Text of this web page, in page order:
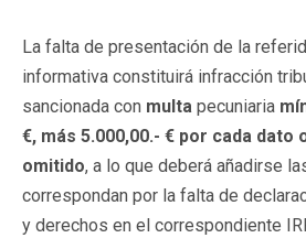
La falta de presentación de la
informativa constituirá infracción
sancionada con multa pecuniaria
€, más 5.000,00.- € por cada dato
omitido, a lo que deberá añadirse
correspondan por la falta de
y derechos en el correspondiente